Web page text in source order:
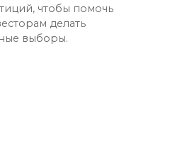
чтобы помочь
делать
выборы.